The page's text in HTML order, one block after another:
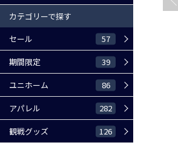
カテゴリーで探す
セール
57
期間限定 39
ユニホーム 86
アパレル 282
観戦グッズ 126